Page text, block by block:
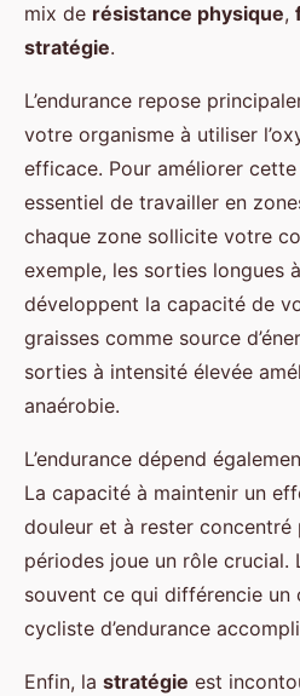
mix de résistance physique,
stratégie.
L’endurance repose
votre organisme à utiliser
efficace. Pour améliorer
essentiel de travailler en
chaque zone sollicite votre
exemple, les sorties longues
développent la capacité de
graisses comme source
sorties à intensité élevée
anaérobie.
L’endurance dépend
La capacité à maintenir un
douleur et à rester concentré
périodes joue un rôle crucial.
souvent ce qui différencie un
cycliste d’endurance
Enfin, la stratégie est